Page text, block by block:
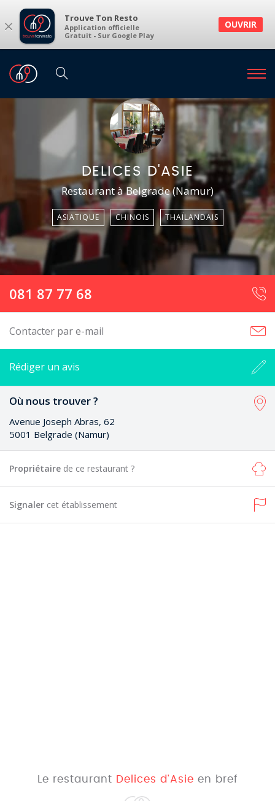
× Trouve Ton Resto
Application officielle
Gratuit - Sur Google Play
OUVRIR
DELICES D'ASIE
Restaurant à Belgrade (Namur)
ASIATIQUE CHINOIS THAÏLANDAIS
081 87 77 68
Contacter par e-mail
Rédiger un avis
Où nous trouver ?
Avenue Joseph Abras, 62
5001 Belgrade (Namur)
Propriétaire de ce restaurant ?
Signaler cet établissement
Le restaurant Delices d'Asie en bref